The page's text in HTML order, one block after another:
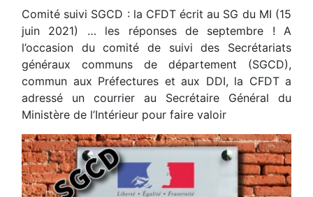
Comité suivi SGCD : la CFDT écrit au SG du MI (15
juin 2021) … les réponses de septembre ! A
l’occasion du comité de suivi des Secrétariats
généraux communs de département (SGCD),
commun aux Préfectures et aux DDI, la CFDT a
adressé un courrier au Secrétaire Général du
Ministère de l’Intérieur pour faire valoir